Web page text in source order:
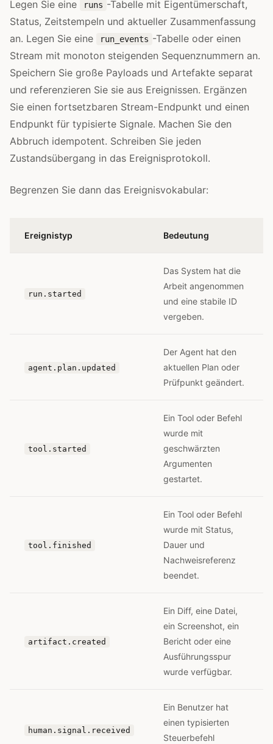
Legen Sie eine runs -Tabelle mit Eigentümerschaft,
Status, Zeitstempeln und aktueller Zusammenfassung
an. Legen Sie eine
run_events -Tabelle oder einen
Stream mit monoton steigenden Sequenznummern an.
Speichern Sie große Payloads und Artefakte separat
und referenzieren Sie sie aus Ereignissen. Ergänzen
Sie einen fortsetzbaren Stream-Endpunkt und einen
Endpunkt für typisierte Signale. Machen Sie den
Abbruch idempotent. Schreiben Sie jeden
Zustandsübergang in das Ereignisprotokoll.
Begrenzen Sie dann das Ereignisvokabular:
Ereignistyp Bedeutung
run.started
Das System hat die
Arbeit angenommen
und eine stabile ID
vergeben.
agent.plan.updated
Der Agent hat den
aktuellen Plan oder
Prüfpunkt geändert.
tool.started
Ein Tool oder Befehl
wurde mit
geschwärzten
Argumenten
gestartet.
tool.finished
Ein Tool oder Befehl
wurde mit Status,
Dauer und
Nachweisreferenz
beendet.
artifact.created
Ein Diff, eine Datei,
ein Screenshot, ein
Bericht oder eine
Ausführungsspur
wurde verfügbar.
human.signal.received
Ein Benutzer hat
einen typisierten
Steuerbefehl